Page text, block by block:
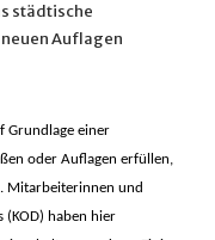
städtische
Auflagen
Grundlage einer
oder Auflagen erfüllen,
Mitarbeiterinnen und
(KOD) haben hier